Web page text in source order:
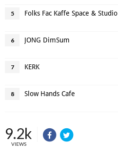
5 Folks Fac Kaffe Space & Studio
6 JONG DimSum
7 KERK
8 Slow Hands Cafe
9.2k
VIEWS